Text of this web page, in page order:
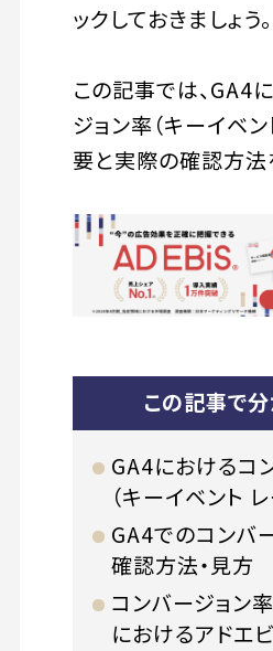
ックしておきましょう。
この記事では、GA4
ジョン率（キーイベ
要と実際の確認方法
この記事で
GA4におけるコ
（キーイベント
GA4でのコンバ
確認方法・見方
コンバージョン
におけるアドエ